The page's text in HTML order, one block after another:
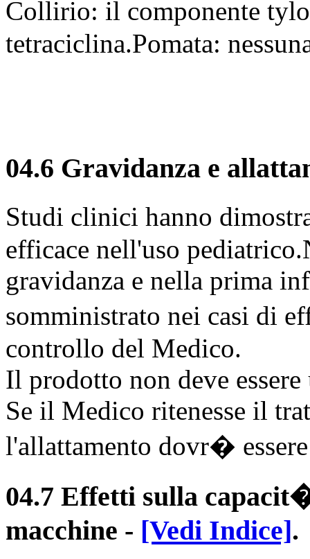
Collirio: il componente
tetraciclina.Pomata:
04.6 Gravidanza e
Studi clinici hanno
efficace nell'uso
gravidanza e nella prima
somministrato nei casi di
controllo del Medico.
Il prodotto non deve
Se il Medico ritenesse il
l'allattamento dovr�
04.7 Effetti sulla
macchine - [Vedi Indice].